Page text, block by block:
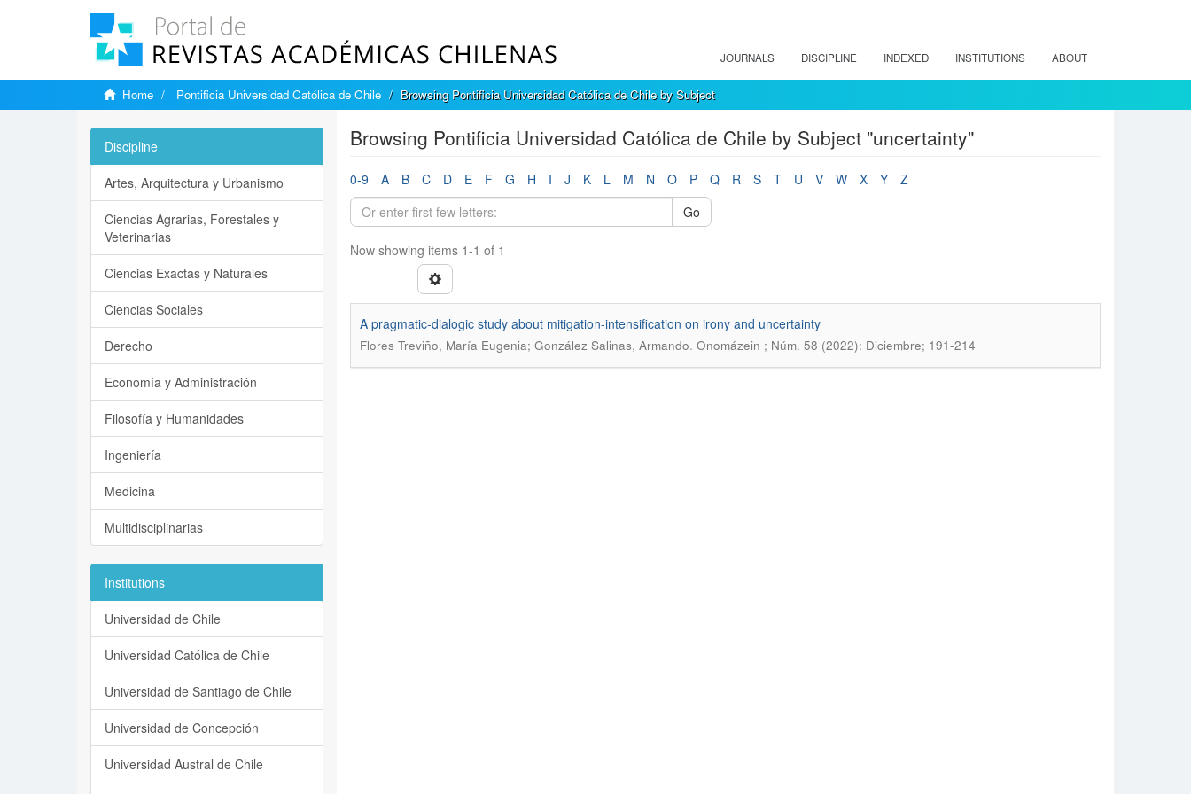
JOURNALS DISCIPLINE INDEXED INSTITUTIONS ABOUT
Home Pontificia Universidad Católica de Chile Browsing Pontificia Universidad Católica de Chile by Subject
Browsing Pontificia Universidad Católica de Chile by Subject "uncertainty"
0-9 A B C D E F G H I J K L M N O P Q R S T U V W X Y
Z
Go
Now showing items 1-1 of 1
A pragmatic-dialogic study about mitigation-intensification on irony and uncertainty
Flores Treviño, María Eugenia; González Salinas, Armando. Onomázein ; Núm. 58 (2022): Diciembre; 191-214
Discipline
Artes, Arquitectura y Urbanismo
Ciencias Agrarias, Forestales y
Veterinarias
Ciencias Exactas y Naturales
Ciencias Sociales
Derecho
Economía y Administración
Filosofía y Humanidades
Ingeniería
Medicina
Multidisciplinarias
Institutions
Universidad de Chile
Universidad Católica de Chile
Universidad de Santiago de Chile
Universidad de Concepción
Universidad Austral de Chile